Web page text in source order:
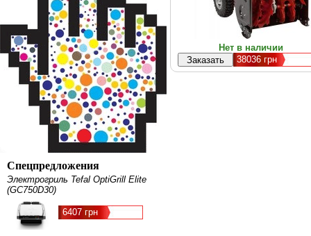
Спецпредложения
Электрогриль Tefal OptiGrill Elite
(GC750D30)
6407 грн
Нет в наличии
38036грн